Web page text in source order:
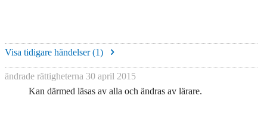
Visa tidigare händelser (1)
ändrade rättigheterna 30 april 2015
Kan därmed läsas av alla och ändras av lärare.